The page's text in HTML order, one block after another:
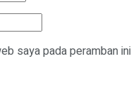
saya pada peramban ini